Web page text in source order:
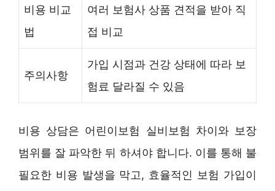
비용 비교
법
여러 보험사 상품 견적을 받아 직
접 비교
주의사항
가입 시점과 건강 상태에 따라 보
험료 달라질 수 있음
비용 상담은 어린이보험 실비보험 차이와 보장
범위를 잘 파악한 뒤 하셔야 합니다. 이를 통해 불
필요한 비용 발생을 막고, 효율적인 보험 가입이